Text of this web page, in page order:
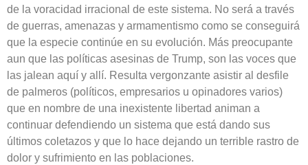
de la voracidad irracional de este sistema. No será a través
de guerras, amenazas y armamentismo como se conseguirá
que la especie continúe en su evolución. Más preocupante
aun que las políticas asesinas de Trump, son las voces que
las jalean aquí y allí. Resulta vergonzante asistir al desfile
de palmeros (políticos, empresarios u opinadores varios)
que en nombre de una inexistente libertad animan a
continuar defendiendo un sistema que está dando sus
últimos coletazos y que lo hace dejando un terrible rastro de
dolor y sufrimiento en las poblaciones.